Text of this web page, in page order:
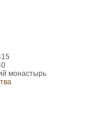
монастырь